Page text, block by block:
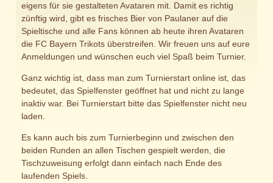
eigens für sie gestalteten Avataren mit. Damit es richtig
zünftig wird, gibt es frisches Bier von Paulaner auf die
Spieltische und alle Fans können ab heute ihren Avataren
die FC Bayern Trikots überstreifen. Wir freuen uns auf eure
Anmeldungen und wünschen euch viel Spaß beim Turnier.
Ganz wichtig ist, dass man zum Turnierstart online ist, das
bedeutet, das Spielfenster geöffnet hat und nicht zu lange
inaktiv war. Bei Turnierstart bitte das Spielfenster nicht neu
laden.
Es kann auch bis zum Turnierbeginn und zwischen den
beiden Runden an allen Tischen gespielt werden, die
Tischzuweisung erfolgt dann einfach nach Ende des
laufenden Spiels.